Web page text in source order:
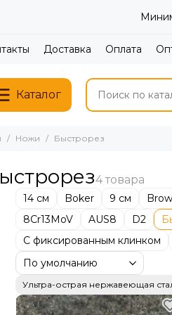
Доставка Оплата
Каталог
Ножи Быстрорез
14 см Boker 9 см
8Cr13MoV
AUS8 D2
С фиксированным клинком
Ультра-острая нержавеющая